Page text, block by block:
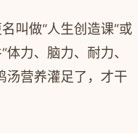
叫做“人生创造课”或
“体力、脑力、耐力、
汤营养灌足了，才干